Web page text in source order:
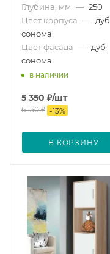
Глубина, мм — 250
Цвет корпуса — дуб
сонома
Цвет фасада — дуб
сонома
в наличии
5 350 ₽/шт
6 150₽ -13%
В КОРЗИНУ